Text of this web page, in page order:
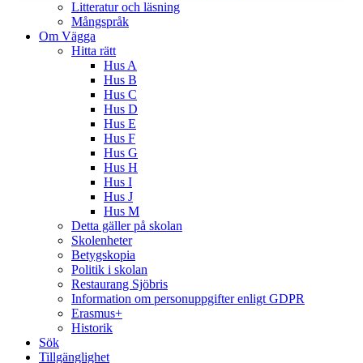
Litteratur och läsning
Mångspråk
Om Vägga
Hitta rätt
Hus A
Hus B
Hus C
Hus D
Hus E
Hus F
Hus G
Hus H
Hus I
Hus J
Hus M
Detta gäller på skolan
Skolenheter
Betygskopia
Politik i skolan
Restaurang Sjöbris
Information om personuppgifter enligt GDPR
Erasmus+
Historik
Sök
Tillgänglighet